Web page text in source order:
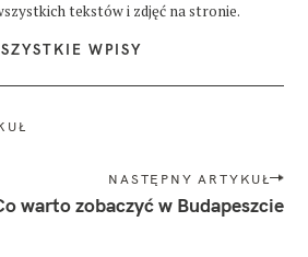
tekstów i zdjęć na stronie.
WPISY
NASTĘPNY ARTYKUŁ
warto zobaczyć w Budapeszcie